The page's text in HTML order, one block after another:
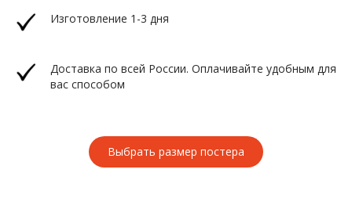
Изготовление 1-3 дня
Доставка по всей России. Оплачивайте удобным для
вас способом
Выбрать размер постера